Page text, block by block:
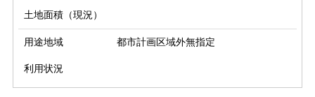
土地面積（現況）
用途地域 都市計画区域外無指定
利用状況